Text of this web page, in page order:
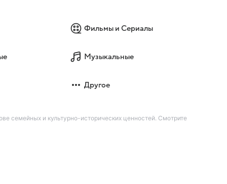
Фильмы и Сериалы
Музыкальные
Другое
семейных и культурно-исторических ценностей. Смотрите